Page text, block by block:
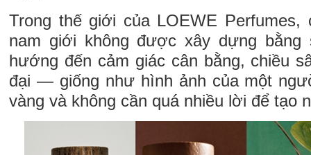
Trong thế giới của LOEWE Perfumes,
nam giới không được xây dựng bằng
hướng đến cảm giác cân bằng, chiều
đại — giống như hình ảnh của một
vàng và không cần quá nhiều lời để tạo